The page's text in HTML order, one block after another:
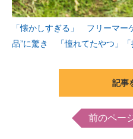
「懐かしすぎる」 フリーマー
品”に驚き 「憧れてたやつ」「
記事
前のペー